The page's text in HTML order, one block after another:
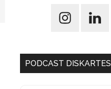
PODCAST DISKARTES